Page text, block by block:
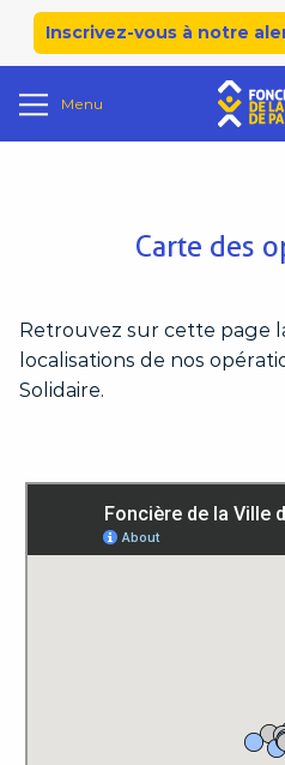
Inscrivez-vous à notre
Menu
Carte des
Retrouvez sur cette page
localisations de nos
Solidaire.